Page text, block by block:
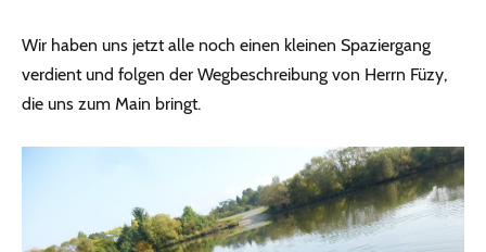
Wir haben uns jetzt alle noch einen kleinen Spaziergang
verdient und folgen der Wegbeschreibung von Herrn Füzy,
die uns zum Main bringt.